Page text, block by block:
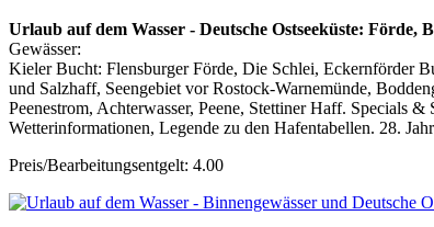
Urlaub auf dem Wasser - Deutsche Ostseeküste: Förde,
Gewässer:
Kieler Bucht: Flensburger Förde, Die Schlei, Eckernförder
und Salzhaff, Seengebiet vor Rostock-Warnemünde,
Peenestrom, Achterwasser, Peene, Stettiner Haff. Specials
Wetterinformationen, Legende zu den Hafentabellen. 28.
Preis/Bearbeitungsentgelt: 4.00